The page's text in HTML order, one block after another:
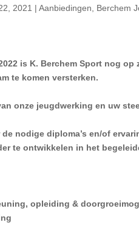
2021 |Aanbiedingen Berchem
is K. Berchem Sport nog
te komen versterken.
onze jeugdwerking en uw
nodige diploma’s en/of
te ontwikkelen in het
opleiding &